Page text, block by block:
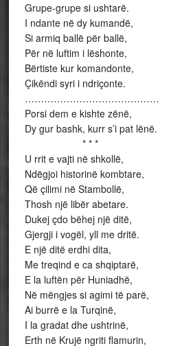
Grupe-grupe si ushtarë.
I ndante në dy kumandë,
Si armiq ballë për ballë,
Për në luftim i lëshonte,
Bërtiste kur komandonte,
Çikëndi syri i ndriçonte.
……………………………………
Porsi dem e kishte zënë,
Dy gur bashk, kurr s’i pat lënë.
* * *
U rrit e vajti në shkollë,
Ndëgjoi historinë kombtare,
Që çilimi në Stambollë,
Thosh një libër abetare.
Dukej çdo bëhej një ditë,
Gjergji i vogël, yll me dritë.
E një ditë erdhi dita,
Me treqind e ca shqiptarë,
E la luftën për Huniadhë,
Në mëngjes si agimi të parë,
Ai burrë e la Turqinë,
I la gradat dhe ushtrinë,
Erth në Krujë ngriti flamurin,